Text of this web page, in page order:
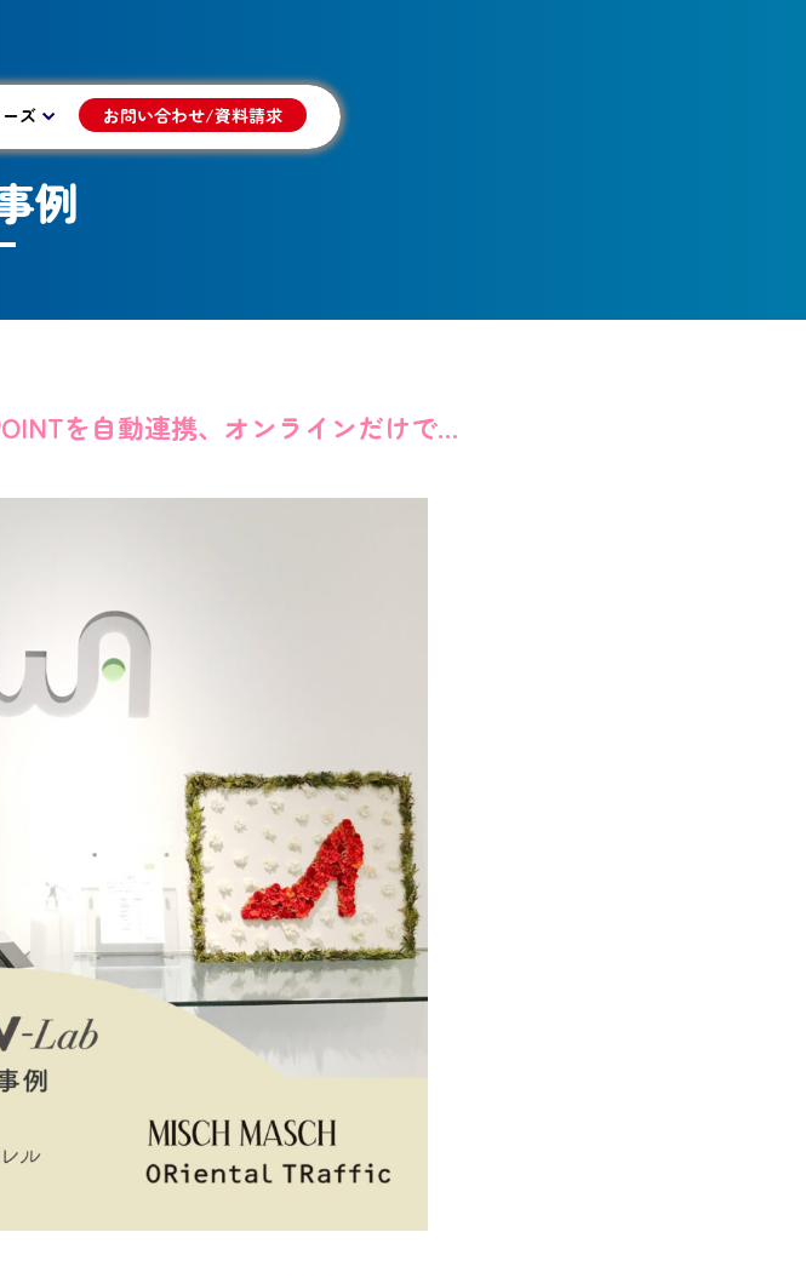
ズ お問い合わせ/資料請求
例
Shopify×CROSS POINTを自動連携、オンラインだけでなくリアル店舗のCRMを実現、LINEのID連携を活用しOMO強化！！